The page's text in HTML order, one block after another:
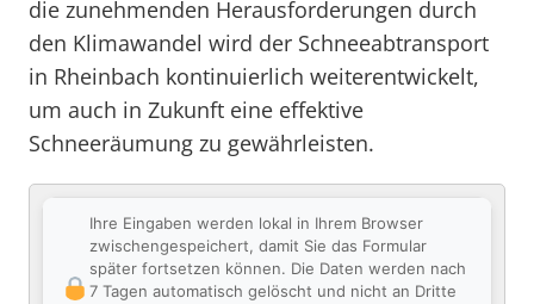
die zunehmenden Herausforderungen durch
den Klimawandel wird der Schneeabtransport
in Rheinbach kontinuierlich weiterentwickelt,
um auch in Zukunft eine effektive
Schneeräumung zu gewährleisten.
Ihre Eingaben werden lokal in Ihrem Browser
zwischengespeichert, damit Sie das Formular
später fortsetzen können. Die Daten werden nach
7 Tagen automatisch gelöscht und nicht an Dritte